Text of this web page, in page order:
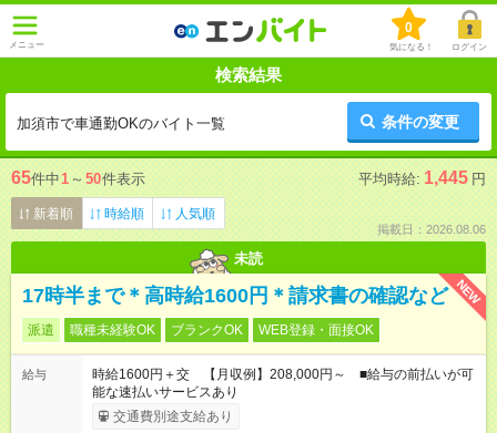
メニュー
0
気になる！ ログイン
検索結果
加須市で車通勤OKのバイト一覧 条件の変更
65件中1 ～ 50件表示 平均時給: 1,445 円
新着順 時給順 人気順
掲載日：2026.08.06
未読
NEW
17時半まで＊高時給1600円＊請求書の確認など
派遣 職種未経験OK ブランクOK WEB登録・面接OK
給与
時給1600円＋交 【月収例】208,000円～ ■給与の前払いが可
能な速払いサービスあり
交通費別途支給あり